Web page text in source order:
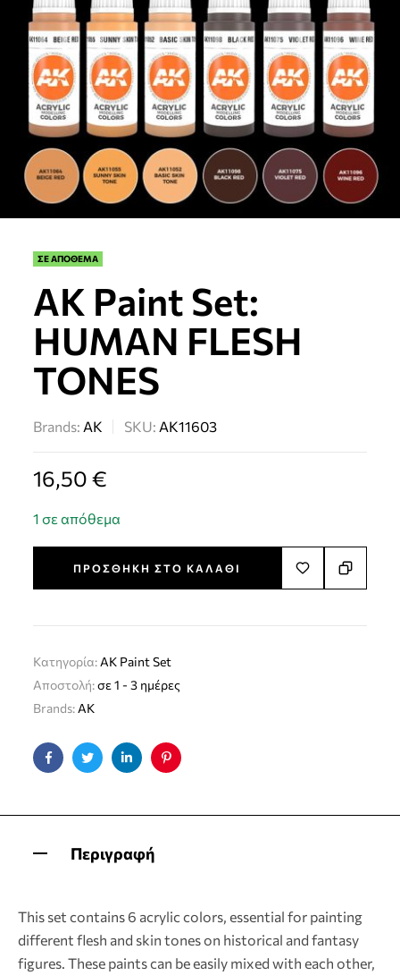
ΣΕ ΑΠΟΘΕΜΑ
AK Paint Set:
HUMAN FLESH
TONES
Brands: AK SKU: AK11603
16,50€
1 σε απόθεμα
ΠΡΟΣΘΉΚΗ ΣΤΟ ΚΑΛΆΘΙ
Κατηγορία: AK Paint Set
Αποστολή:σε 1 - 3 ημέρες
Brands: AK
FacebookTwitterLinkedinPinterest
Περιγραφή
This set contains 6 acrylic colors, essential for painting
different flesh and skin tones on historical and fantasy
figures. These paints can be easily mixed with each other,